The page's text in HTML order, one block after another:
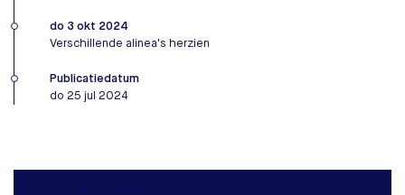
do 3 okt 2024
Verschillende alinea's herzien
Publicatiedatum
do 25 jul 2024